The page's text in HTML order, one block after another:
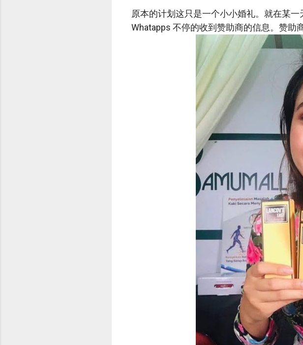
原本的计划这只是一个小小婚礼。就在某
Whatapps 不停的收到赞助商的信息。赞助